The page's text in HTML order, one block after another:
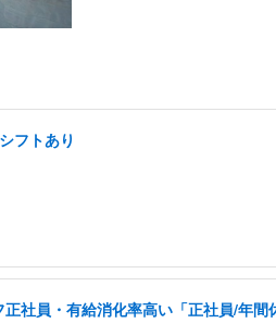
フトあり
社員・有給消化率高い「正社員/年